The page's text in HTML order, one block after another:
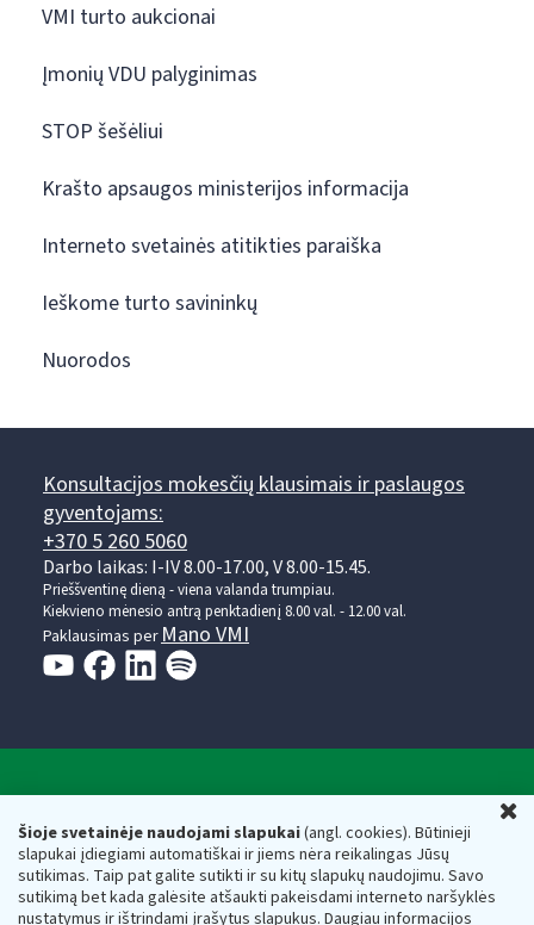
Šioje svetainėje naudojami slapukai(angl. cookies). Būtinieji
slapukai įdiegiami automatiškai ir jiems nėra reikalingas Jūsų
sutikimas. Taip pat galite sutikti ir su kitų slapukų naudojimu. Savo
sutikimą bet kada galėsite atšaukti pakeisdami interneto naršyklės
nustatymus ir ištrindami įrašytus slapukus. Daugiau informacijos
VMI turto aukcionai
Įmonių VDU palyginimas
STOP šešėliui
Krašto apsaugos ministerijos informacija
Interneto svetainės atitikties paraiška
Ieškome turto savininkų
Nuorodos
Konsultacijos mokesčių klausimais ir paslaugos
gyventojams:
+370 5 260 5060
Darbo laikas: I-IV 8.00-17.00, V 8.00-15.45.
Prieššventinę dieną - viena valanda trumpiau.
Kiekvieno mėnesio antrą penktadienį 8.00 val. - 12.00 val.
Paklausimas per Mano VMI
Respublikos finansų ministerijos
Biudžetinė įstaiga. Juridinio asmens kodas — 188659752,
adresas: Vasario 16-osios g. 14, 01107 Vilnius, Lietuva, el.paštas:
vmi@vmi.lt, E. pristatymo dėžutės adresas 188659752